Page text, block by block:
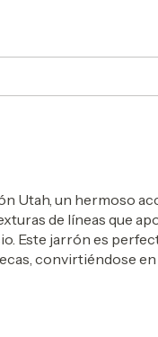
Utah, un hermoso
de líneas que
Este jarrón es
convirtiéndose